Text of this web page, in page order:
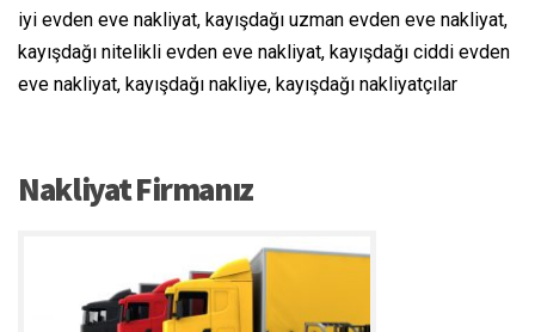
iyi evden eve nakliyat, kayışdağı uzman evden eve nakliyat,
kayışdağı nitelikli evden eve nakliyat, kayışdağı ciddi evden
eve nakliyat, kayışdağı nakliye, kayışdağı nakliyatçılar
Nakliyat Firmanız